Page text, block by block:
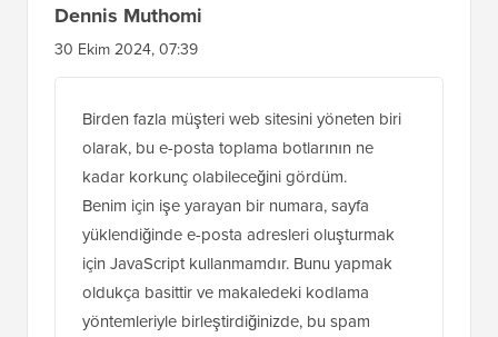
Dennis Muthomi
30 Ekim 2024, 07:39
Birden fazla müşteri web sitesini yöneten biri
olarak, bu e-posta toplama botlarının ne
kadar korkunç olabileceğini gördüm.
Benim için işe yarayan bir numara, sayfa
yüklendiğinde e-posta adresleri oluşturmak
için JavaScript kullanmamdır. Bunu yapmak
oldukça basittir ve makaledeki kodlama
yöntemleriyle birleştirdiğinizde, bu spam